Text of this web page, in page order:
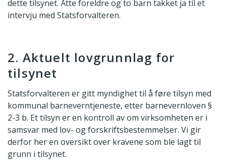
dette tilsynet. Åtte foreldre og to barn takket ja til et
intervju med Statsforvalteren.
2. Aktuelt lovgrunnlag for
tilsynet
Statsforvalteren er gitt myndighet til å føre tilsyn med
kommunal barneverntjeneste, etter barnevernloven §
2-3 b. Et tilsyn er en kontroll av om virksomheten er i
samsvar med lov- og forskriftsbestemmelser. Vi gir
derfor her en oversikt over kravene som ble lagt til
grunn i tilsynet.